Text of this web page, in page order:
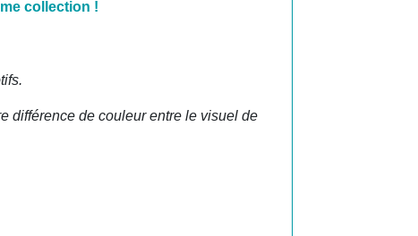
collection !
différence de couleur entre le visuel de